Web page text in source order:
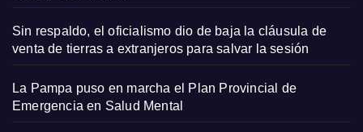
Sin respaldo, el oficialismo dio de baja la cláusula de
venta de tierras a extranjeros para salvar la sesión
La Pampa puso en marcha el Plan Provincial de
Emergencia en Salud Mental